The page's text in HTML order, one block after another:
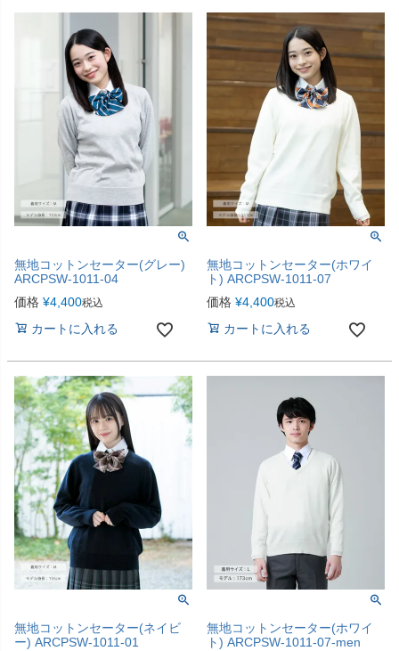
無地コットンセーター(グレー)
ARCPSW-1011-04
価格 ¥4,400税込
カートに入れる
無地コットンセーター(ホワイ
ト) ARCPSW-1011-07
価格 ¥4,400税込
カートに入れる
無地コットンセーター(ネイビ
ー) ARCPSW-1011-01
無地コットンセーター(ホワイ
ト) ARCPSW-1011-07-men